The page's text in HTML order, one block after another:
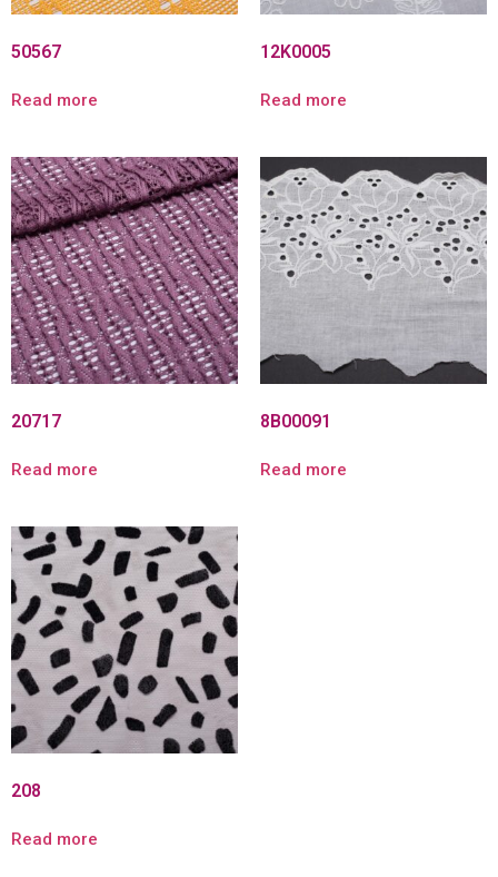
50567
Read more
12K0005
Read more
20717
Read more
8B00091
Read more
208
Read more